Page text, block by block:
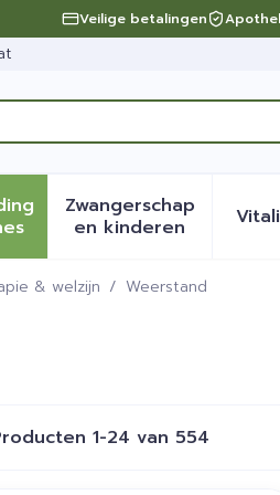
Veilige betalingen
verzorging en
submenu voor Dieet,
Zwangerschap
en kinderenToon submenu
& welzijn / Weerstand
1-24 van 554